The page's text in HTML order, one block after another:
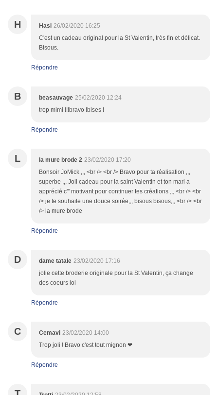
H Hasi 26/02/2020 16:25
C'est un cadeau original pour la St Valentin, très fin et délicat.
Bisous.
Répondre
B beasauvage 25/02/2020 12:24
trop mimi !!!bravo !bises !
Répondre
L la mure brode 2 23/02/2020 17:20
Bonsoir JoMick ,,, <br /> <br /> Bravo pour ta réalisation ,,,
superbe ,,, Joli cadeau pour la saint Valentin et ton mari a
apprécié c''' motivant pour continuer tes créations ,,, <br /> <br
/> je te souhaite une douce soirée,,, bisous bisous,,, <br /> <br
/> la mure brode
Répondre
D dame tatale 23/02/2020 17:16
jolie cette broderie originale pour la St Valentin, ça change
des coeurs lol
Répondre
C Cemavi 23/02/2020 14:00
Trop joli ! Bravo c'est tout mignon ❤
Répondre